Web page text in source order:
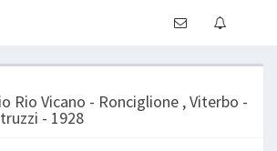
Rio Vicano - Ronciglione , Viterbo -
- 1928